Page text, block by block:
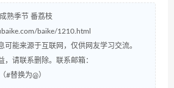
熟季节 番荔枝
baike/1210.html
可能来源于互联网，仅供网友学习交流。
，请联系删除。联系邮箱：
#替换为@）